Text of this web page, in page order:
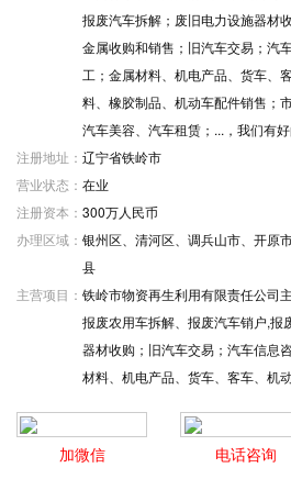
报废汽车拆解；废旧电力设施器材
金属收购和销售；旧汽车交易；汽
工；金属材料、机电产品、货车、
料、橡胶制品、机动车配件销售；
汽车美容、汽车租赁；...，我们有
注册地址： 辽宁省铁岭市
营业状态： 在业
注册资本： 300万人民币
办理区域： 银州区、清河区、调兵山市、开原
县
主营项目： 铁岭市物资再生利用有限责任公司
报废农用车拆解、报废汽车销户,报
器材收购；旧汽车交易；汽车信息
材料、机电产品、货车、客车、机动
电话咨询
加微信